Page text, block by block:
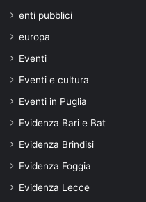
enti pubblici
europa
Eventi
Eventi e cultura
Eventi in Puglia
Evidenza Bari e Bat
Evidenza Brindisi
Evidenza Foggia
Evidenza Lecce